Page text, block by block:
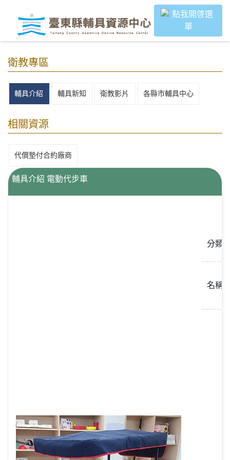
衛教專區
輔具介紹 輔具新知 衛教影片 各縣市輔具中心
相關資源
代償墊付合約廠商
輔具介紹 電動代步車
分類
名稱